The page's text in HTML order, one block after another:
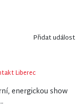
Přidat událost
Liberec
energickou show